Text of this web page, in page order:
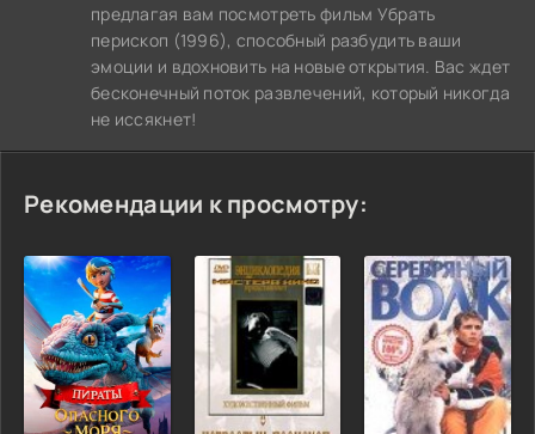
предлагая вам посмотреть фильм Убрать
перископ (1996), способный разбудить ваши
эмоции и вдохновить на новые открытия. Вас ждет
бесконечный поток развлечений, который никогда
не иссякнет!
Рекомендации к просмотру: